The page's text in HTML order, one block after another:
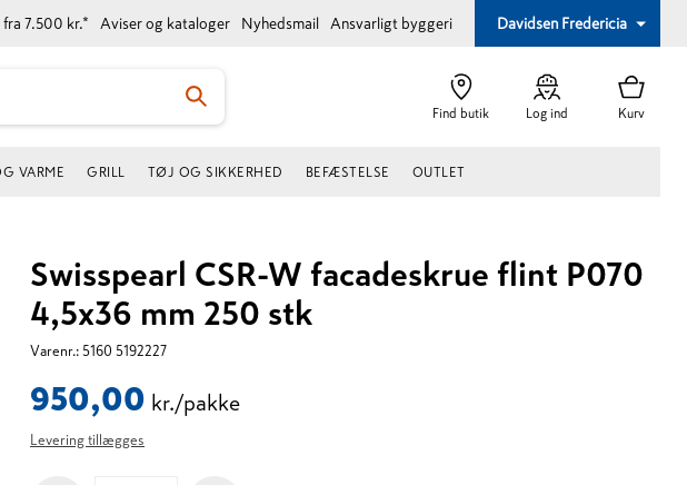
fra 7.500 kr.* Aviser og kataloger Nyhedsmail Ansvarligt byggeri Davidsen Fredericia
Find butik Log ind Kurv
VARME GRILL TØJ OG SIKKERHED BEFÆSTELSE OUTLET
Swisspearl CSR-W facadeskrue flint P070
4,5x36 mm 250 stk
Varenr.: 5160 5192227
950,00 kr./pakke
Levering tillægges